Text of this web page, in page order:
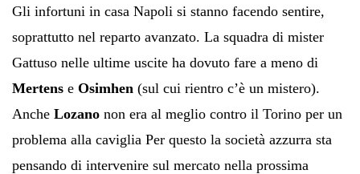
Gli infortuni in casa Napoli si stanno facendo sentire,
soprattutto nel reparto avanzato. La squadra di mister
Gattuso nelle ultime uscite ha dovuto fare a meno di
Mertens e Osimhen (sul cui rientro c’è un mistero).
Anche Lozano non era al meglio contro il Torino per un
problema alla caviglia Per questo la società azzurra sta
pensando di intervenire sul mercato nella prossima